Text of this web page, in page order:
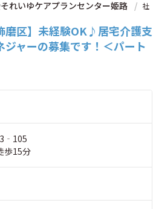
れいゆケアプランセンター姫路
社
磨区】未経験OK♪居宅介護支
ジャーの募集です！＜パート
3‐105
歩15分